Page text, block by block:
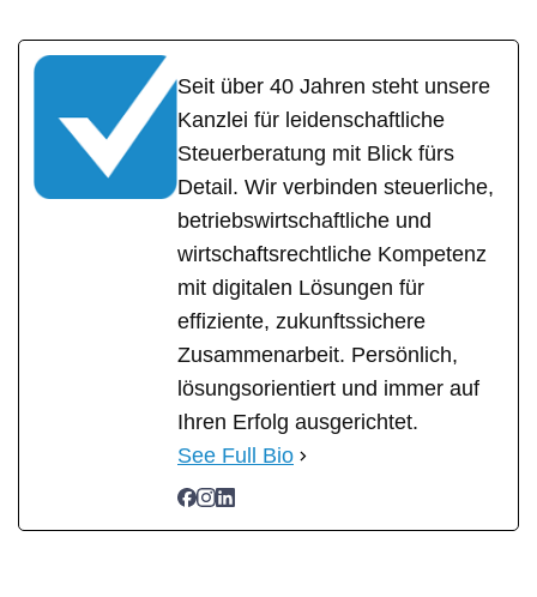
Seit über 40 Jahren steht unsere
Kanzlei für leidenschaftliche
Steuerberatung mit Blick fürs
Detail. Wir verbinden steuerliche,
betriebswirtschaftliche und
wirtschaftsrechtliche Kompetenz
mit digitalen Lösungen für
effiziente, zukunftssichere
Zusammenarbeit. Persönlich,
lösungsorientiert und immer auf
Ihren Erfolg ausgerichtet.
See Full Bio